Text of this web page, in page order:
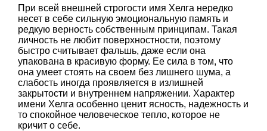
При всей внешней строгости имя Хелга нередко
несет в себе сильную эмоциональную память и
редкую верность собственным принципам. Такая
личность не любит поверхностности, поэтому
быстро считывает фальшь, даже если она
упакована в красивую форму. Ее сила в том, что
она умеет стоять на своем без лишнего шума, а
слабость иногда проявляется в излишней
закрытости и внутреннем напряжении. Характер
имени Хелга особенно ценит ясность, надежность и
то спокойное человеческое тепло, которое не
кричит о себе.